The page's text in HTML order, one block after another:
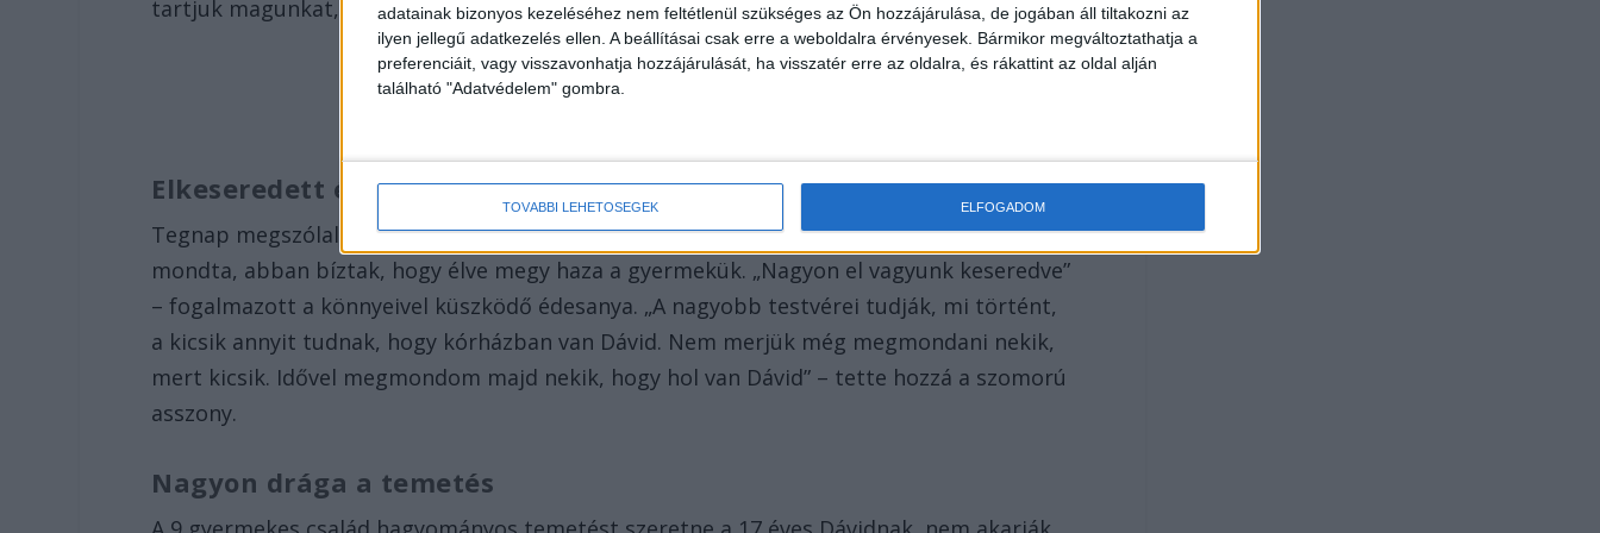
adatainak bizonyos kezeléséhez nem feltétlenül szükséges az Ön hozzájárulása, de jogában áll tiltakozni az
ilyen jellegű adatkezelés ellen. A beállításai csak erre a weboldalra érvényesek. Bármikor megváltoztathatja a
preferenciáit, vagy visszavonhatja hozzájárulását, ha visszatér erre az oldalra, és rákattint az oldal alján
található "Adatvédelem" gombra.
TOVÁBBI LEHETŐSÉGEK ELFOGADOM
tartjuk magunkat, akkor is ajánlott a mentőmellény viselete.
Elkeseredett édesanya
Tegnap megszólalt a 17 éves áldozat, Dávid édesanyja, Vaktai Beáta. AzRTL-nekazt
mondta, abban bíztak, hogy élve megy haza a gyermekük. „Nagyon el vagyunk keseredve”
– fogalmazott a könnyeivel küszködő édesanya. „A nagyobb testvérei tudják, mi történt,
a kicsik annyit tudnak, hogy kórházban van Dávid. Nem merjük még megmondani nekik,
mert kicsik. Idővel megmondom majd nekik, hogy hol van Dávid” – tette hozzá a szomorú
asszony.
Nagyon drága a temetés